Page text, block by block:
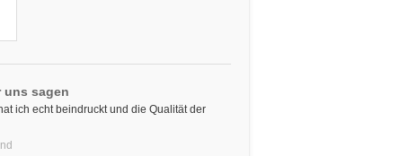
uns sagen
ich echt beindruckt und die Qualität der